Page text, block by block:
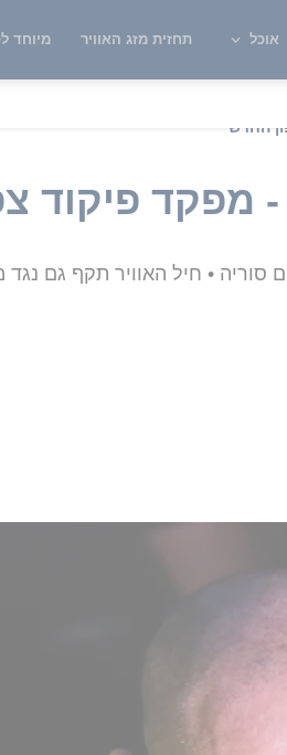
אוכל תחזית מזג האוויר מיוחד
החדש
מפקד פיקוד
סוריה • חיל האוויר תקף גם